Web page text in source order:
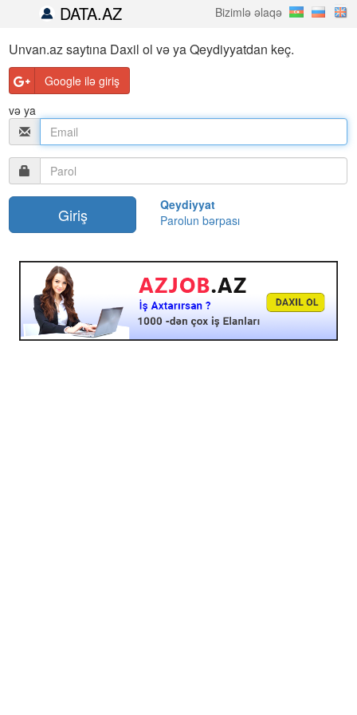
DATA.AZ Bizimlə əlaqə
Unvan.az saytına Daxil ol və ya Qeydiyyatdan keç.
Google ilə giriş
və ya
Qeydiyyat
Parolun bərpası